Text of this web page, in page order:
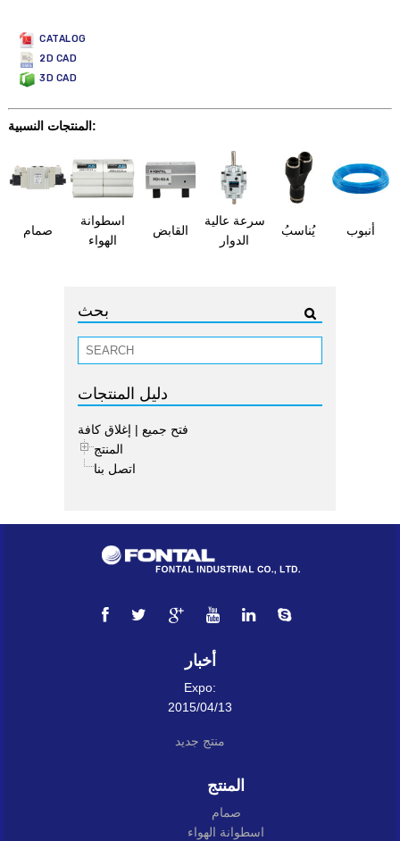
CATALOG
2D CAD
3D CAD
المنتجات النسبية:
صمام
اسطوانة
الهواء
القابض
سرعة عالية
الدوار
يُناسبُ أنبوب
بحث
دليل المنتجات
فتح جميع | إغلاق كافة
المنتج
اتصل بنا
أخبار
Expo:
2015/04/13
منتج جديد
المنتج
صمام
اسطوانة الهواء